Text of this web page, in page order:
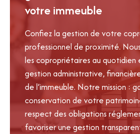
votre immeuble
Confiez la gestion de votre
professionnel de proximité.
les copropriétaires au quotidien
gestion administrative,
de l’immeuble. Notre mission :
conservation de votre
respect des obligations
favoriser une gestion